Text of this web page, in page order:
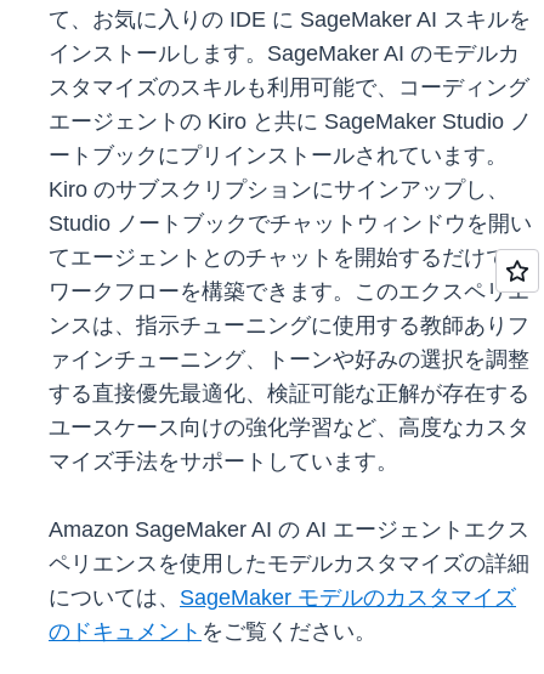
て、お気に入りの IDE に SageMaker AI スキルを
インストールします。SageMaker AI のモデルカ
スタマイズのスキルも利用可能で、コーディング
エージェントの Kiro と共に SageMaker Studio ノ
ートブックにプリインストールされています。
Kiro のサブスクリプションにサインアップし、
Studio ノートブックでチャットウィンドウを開い
てエージェントとのチャットを開始するだけで、
ワークフローを構築できます。このエクスペリエ
ンスは、指示チューニングに使用する教師ありフ
ァインチューニング、トーンや好みの選択を調整
する直接優先最適化、検証可能な正解が存在する
ユースケース向けの強化学習など、高度なカスタ
マイズ手法をサポートしています。
Amazon SageMaker AI の AI エージェントエクス
ペリエンスを使用したモデルカスタマイズの詳細
については、 SageMaker モデルのカスタマイズ
のドキュメント をご覧ください。